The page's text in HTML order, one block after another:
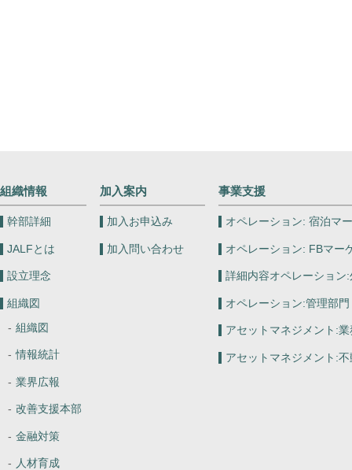
組織情報
幹部詳細
JALFとは
設立理念
組織図
組織図
情報統計
業界広報
改善支援本部
金融対策
人材育成
加入案内
加入お申込み
加入問い合わせ
事業支援
オペレーション: 宿泊マ
オペレーション: FBマー
詳細内容オペレーション:
オペレーション:管理部門
アセットマネジメント:業
アセットマネジメント:不